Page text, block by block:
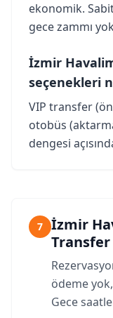
ekonomik.
gece zammı
İzmir
seçenekleri
VIP transfer
otobüs
dengesi
7
İzmir
Transfer
ödeme
Gece